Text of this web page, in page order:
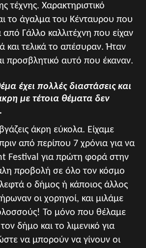
τέχνης. Χαρακτηριστικό
το άγαλμα του Κένταυρου που
από Γάλλο καλλιτέχνη που είχαν
και τελικά το απέσυραν. Ήταν
προσβλητικό αυτό που έκαναν.
έχει πολλές διαστάσεις και
με τέτοια θέματα δεν
άκρη εύκολα. Είχαμε
από περίπου 7 χρόνια για να
Festival για πρώτη φορά στην
προβολή σε όλο τον κόσμο
ο δήμος ή κάποιος άλλος
οι χορηγοί, και μιλάμε
Το μόνο που θέλαμε
δήμο και το λιμενικό για
να μπορούν να γίνουν οι